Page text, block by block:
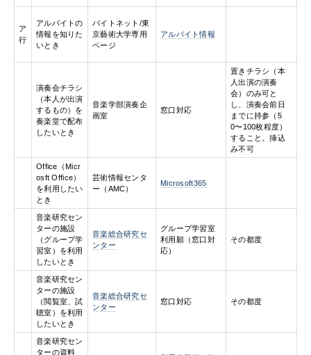
ア
行
アルバイトの
情報を知りた
いとき
バイトネット/東
京藝術大学専用
ページ
アルバイト情報
演奏会チラシ
（本人が出演
するもの）を
奏楽堂で配布
したいとき
音楽学部演奏企
画室
窓口対応
置きチラシ（本
人出演の演奏
会）のみ可と
し、演奏会前日
までに持参（5
0〜100枚程度）
すること。挿込
み不可
Office（Micr
osft Office）
を利用したい
とき
芸術情報センタ
ー（AMC）
Microsoft365
音楽研究セン
ターの施設
（グループ学
習室）を利用
したいとき
音楽総合研究セ
ンター
グループ学習室
利用願（窓口対
応）
その都度
音楽研究セン
ターの施設
（閲覧室、試
聴室）を利用
したいとき
音楽総合研究セ
ンター
窓口対応 その都度
音楽研究セン
ターの資料